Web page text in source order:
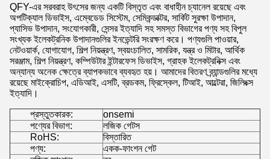
QFY-এর সরবরাহ উৎসের জন্য একটি বিস্তৃত এবং বাধাহীন চ্যানেল রয়েছে এবং
অপটিক্যাল ডিভাইস, এম্বেডেড সিস্টেম, সেমিকন্ডাক্টর, সার্কিট সুরক্ষা উপাদান,
প্যাসিভ উপাদান, সংযোগকারী, সেন্সর ইত্যাদি সহ সমস্ত বিভাগের পণ্য সহ বিপুল
সংখ্যক ইলেকট্রনিক উপাদানগুলির ইনভেন্টরি সংরক্ষণ করে। পণ্যগুলি পাওয়ার,
নেটওয়ার্ক, যোগাযোগ, শিল্প নিয়ন্ত্রণ, স্বয়ংচালিত, সামরিক, যন্ত্র ও মিটার, আর্থিক
সরঞ্জাম, শিল্প নিয়ন্ত্রণ, কম্পিউটার ইন্টারফেস ডিভাইস, গ্রাহক ইলেকট্রনিক্স এবং
অন্যান্য অনেক ক্ষেত্রে ব্যাপকভাবে ব্যবহৃত হয়। আমাদের বিতরণ ব্র্যান্ডগুলির মধ্যে
রয়েছে মাইক্রোচিপ, এডিআই, এসটি, ব্রডকম, ফ্রিস্কেল, টিআই, আল্টেরা, জিলিংক্স
ইত্যাদি।
প্রস্তুতকারক:
onsemi
পণ্যের বিভাগ:
লজিক গেটস
RoHS:
বিস্তারিত
পণ্য:
একক-ফাংশন গেট